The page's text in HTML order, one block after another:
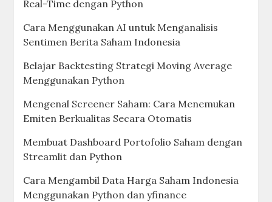
Real-Time dengan Python
Cara Menggunakan AI untuk Menganalisis
Sentimen Berita Saham Indonesia
Belajar Backtesting Strategi Moving Average
Menggunakan Python
Mengenal Screener Saham: Cara Menemukan
Emiten Berkualitas Secara Otomatis
Membuat Dashboard Portofolio Saham dengan
Streamlit dan Python
Cara Mengambil Data Harga Saham Indonesia
Menggunakan Python dan yfinance